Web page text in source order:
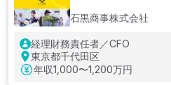
石黒商事株式会社
経理財務責任者／CFO
東京都千代田区
年収1,000〜1,200万円